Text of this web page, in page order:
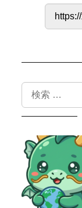
索